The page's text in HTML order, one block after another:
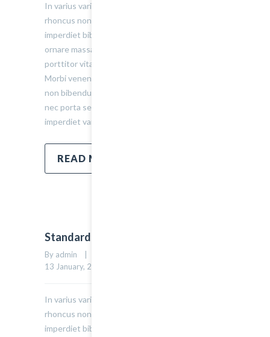
In varius varius justo, eget ultrices mauris
rhoncus non. Morbi tristique, mauris eu
imperdiet bibendum, velit diam iaculis velit, in
ornare massa enim at lorem. Etiam risus diam,
porttitor vitae ultrices quis. Dapibus id dolor.
Morbi venenatis lacinia rhoncus. Pellentesque
non bibendum tellus, vitae semper sem. Morbi
nec porta sem, eget egestas leo. Donec
imperdiet varius urna…
READ MORE
Standard Grid Post
By admin    |    Uncategorized    |
13 January, 2015    |
In varius varius justo, eget ultrices mauris
rhoncus non. Morbi tristique, mauris eu
imperdiet bibendum, velit diam iaculis velit, in